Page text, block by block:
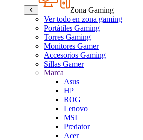
Zona Gaming
Ver todo en zona gaming
Portátiles Gaming
Torres Gaming
Monitores Gamer
Accesorios Gaming
Sillas Gamer
Marca
Asus
HP
ROG
Lenovo
MSI
Predator
Acer